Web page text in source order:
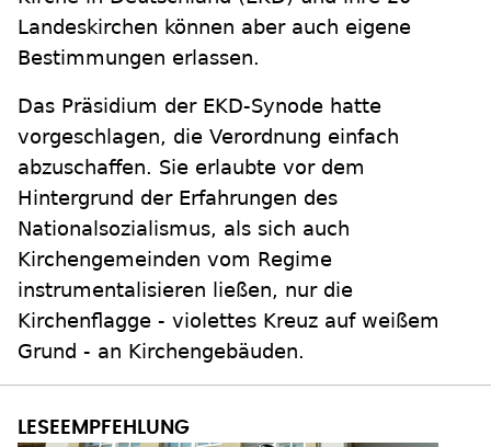
Landeskirchen können aber auch eigene
Bestimmungen erlassen.
Das Präsidium der EKD-Synode hatte
vorgeschlagen, die Verordnung einfach
abzuschaffen. Sie erlaubte vor dem
Hintergrund der Erfahrungen des
Nationalsozialismus, als sich auch
Kirchengemeinden vom Regime
instrumentalisieren ließen, nur die
Kirchenflagge - violettes Kreuz auf weißem
Grund - an Kirchengebäuden.